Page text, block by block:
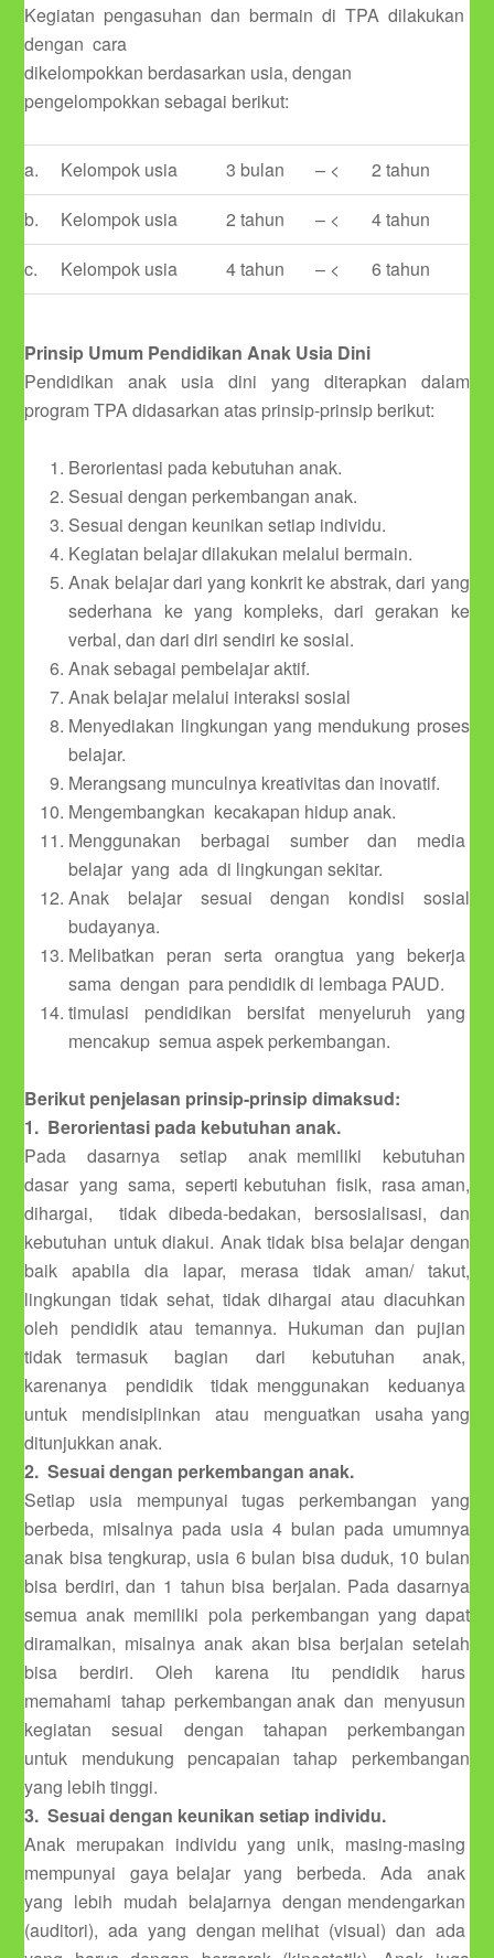
Kegiatan pengasuhan dan bermain di TPA dilakukan
dengan cara
dikelompokkan berdasarkan usia, dengan
pengelompokkan sebagai berikut:
a. Kelompok usia 3 bulan – <
2 tahun
b.
Kelompok usia 2 tahun – <
4 tahun
c.
Kelompok usia 4 tahun – < 6 tahun
Prinsip Umum Pendidikan Anak Usia Dini
Pendidikan anak usia dini yang diterapkan dalam
program TPA didasarkan atas prinsip-prinsip berikut:
Berorientasi pada kebutuhan anak.
Sesuai dengan perkembangan anak.
Sesuai dengan keunikan setiap individu.
Kegiatan belajar dilakukan melalui bermain.
Anak belajar dari yang konkrit ke abstrak, dari yang
sederhana ke yang kompleks, dari gerakan ke
verbal, dan dari diri sendiri ke sosial.
Anak sebagai pembelajar aktif.
Anak belajar melalui interaksi sosial
Menyediakan lingkungan yang mendukung proses
belajar.
Merangsang munculnya kreativitas dan inovatif.
Mengembangkan kecakapan hidup anak.
Menggunakan berbagai sumber dan media
belajar yang ada di lingkungan sekitar.
Anak belajar sesuai dengan kondisi sosial
budayanya.
Melibatkan peran serta orangtua yang bekerja
sama dengan para pendidik di lembaga PAUD.
timulasi pendidikan bersifat menyeluruh yang
mencakup semua aspek perkembangan.
Berikut penjelasan prinsip-prinsip dimaksud:
1. Berorientasi pada kebutuhan anak.
Pada dasarnya setiap anak memiliki kebutuhan
dasar yang sama, seperti kebutuhan fisik, rasa aman,
dihargai, tidak dibeda-bedakan, bersosialisasi, dan
kebutuhan untuk diakui. Anak tidak bisa belajar dengan
baik apabila dia lapar, merasa tidak aman/ takut,
lingkungan tidak sehat, tidak dihargai atau diacuhkan
oleh pendidik atau temannya. Hukuman dan pujian
tidak termasuk bagian dari kebutuhan anak,
karenanya pendidik tidak menggunakan keduanya
untuk mendisiplinkan atau menguatkan usaha yang
ditunjukkan anak.
2. Sesuai dengan perkembangan anak.
Setiap usia mempunyai tugas perkembangan yang
berbeda, misalnya pada usia 4 bulan pada umumnya
anak bisa tengkurap, usia 6 bulan bisa duduk, 10 bulan
bisa berdiri, dan 1 tahun bisa berjalan. Pada dasarnya
semua anak memiliki pola perkembangan yang dapat
diramalkan, misalnya anak akan bisa berjalan setelah
bisa berdiri. Oleh karena itu pendidik harus
memahami tahap perkembangan anak dan menyusun
kegiatan sesuai dengan tahapan perkembangan
untuk mendukung pencapaian tahap perkembangan
yang lebih tinggi.
3. Sesuai dengan keunikan setiap individu.
Anak merupakan individu yang unik, masing-masing
mempunyai gaya belajar yang berbeda. Ada anak
yang lebih mudah belajarnya dengan mendengarkan
(auditori), ada yang dengan melihat (visual) dan ada